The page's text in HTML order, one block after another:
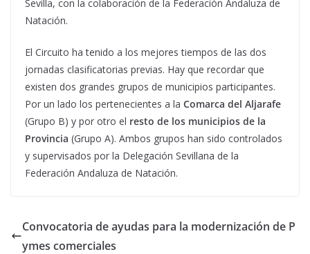
Sevilla, con la colaboración de la Federación Andaluza de
Natación.
El Circuito ha tenido a los mejores tiempos de las dos
jornadas clasificatorias previas. Hay que recordar que
existen dos grandes grupos de municipios participantes.
Por un lado los pertenecientes a la Comarca del Aljarafe
(Grupo B) y por otro el resto de los municipios de la
Provincia (Grupo A). Ambos grupos han sido controlados
y supervisados por la Delegación Sevillana de la
Federación Andaluza de Natación.
Convocatoria de ayudas para la modernización de P
ymes comerciales